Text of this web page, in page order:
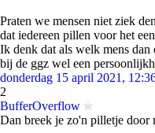
Praten we mensen niet ziek
dat iedereen pillen voor het
Ik denk dat als welk mens dan
bij de ggz wel een
donderdag 15 april 2021,
2
BufferOverflow
Dan breek je zo'n pilletje door